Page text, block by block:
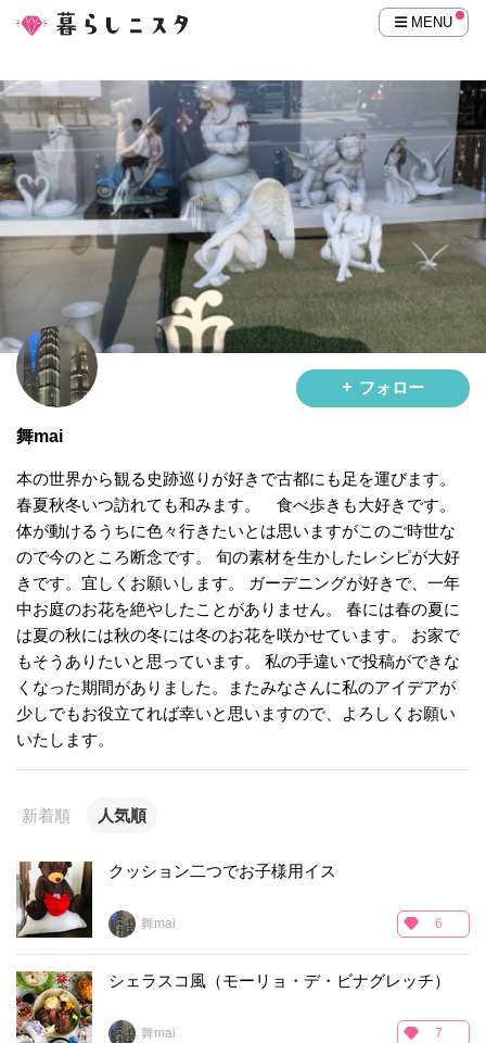
MENU
フォロー
舞mai
本の世界から観る史跡巡りが好きで古都にも足を運びます。
春夏秋冬いつ訪れても和みます。 食べ歩きも大好きです。
体が動けるうちに色々行きたいとは思いますがこのご時世な
ので今のところ断念です。 旬の素材を生かしたレシピが大好
きです。宜しくお願いします。 ガーデニングが好きで、一年
中お庭のお花を絶やしたことがありません。 春には春の夏に
は夏の秋には秋の冬には冬のお花を咲かせています。 お家で
もそうありたいと思っています。 私の手違いで投稿ができな
くなった期間がありました。またみなさんに私のアイデアが
少しでもお役立てれば幸いと思いますので、よろしくお願い
いたします。
新着順 人気順
クッション二つでお子様用イス
舞mai 6
シェラスコ風（モーリョ・デ・ビナグレッチ）
舞mai 7